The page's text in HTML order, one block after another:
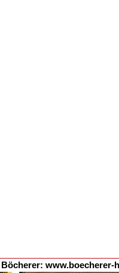
www.boecherer-